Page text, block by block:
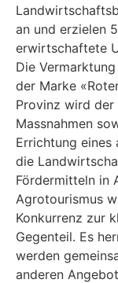
an und erzielen
erwirtschaftete
Die
der Marke
Provinz wird
Massnahmen
Errichtung
die
Fördermitteln in
Agrotourismus
Konkurrenz zur
Gegenteil. Es
werden
anderen